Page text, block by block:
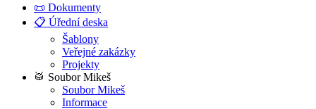
📜 Dokumenty
📋 Úřední deska
Šablony
Veřejné zakázky
Projekty
🥁 Soubor Mikeš
Soubor Mikeš
Informace